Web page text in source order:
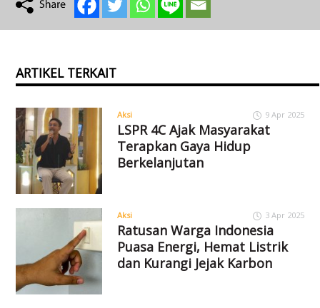
ARTIKEL TERKAIT
Aksi 9 Apr 2025
LSPR 4C Ajak Masyarakat
Terapkan Gaya Hidup
Berkelanjutan
Aksi 3 Apr 2025
Ratusan Warga Indonesia
Puasa Energi, Hemat Listrik
dan Kurangi Jejak Karbon